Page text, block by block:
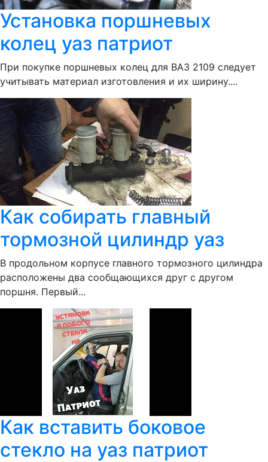
Установка поршневых
колец уаз патриот
При покупке поршневых колец для ВАЗ 2109 следует
учитывать материал изготовления и их ширину....
Как собирать главный
тормозной цилиндр уаз
В продольном корпусе главного тормозного цилиндра
расположены два сообщающихся друг с другом
поршня. Первый...
Как вставить боковое
стекло на уаз патриот